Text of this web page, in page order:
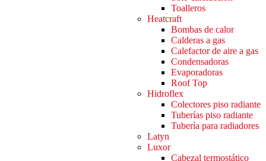
Toalleros
Heatcraft
Bombas de calor
Calderas a gas
Calefactor de aire a gas
Condensadoras
Evaporadoras
Roof Top
Hidroflex
Colectores piso radiante
Tuberías piso radiante
Tubería para radiadores
Latyn
Luxor
Cabezal termostático